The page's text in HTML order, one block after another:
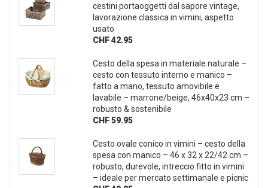
cestini portaoggetti dal sapore vintage,
lavorazione classica in vimini, aspetto
usato
CHF 42.95
Cesto della spesa in materiale naturale –
cesto con tessuto interno e manico –
fatto a mano, tessuto amovibile e
lavabile – marrone/beige, 46x40x23 cm –
robusto & sostenibile
CHF 59.95
Cesto ovale conico in vimini – cesto della
spesa con manico – 46 x 32 x 22/42 cm –
robusto, durevole, intreccio fitto in vimini
– ideale per mercato settimanale e picnic